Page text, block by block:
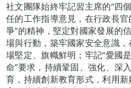
社文團隊始終牢記習主席的“四
任的工作指導意見，在行政長
爭”的精神，堅定對國家發展的
場與行動，築牢國家安全意識
場堅定、旗幟鮮明；牢記“愛國
命”要求，持續鞏固、強化、深
育，持續創新教育形式，利用